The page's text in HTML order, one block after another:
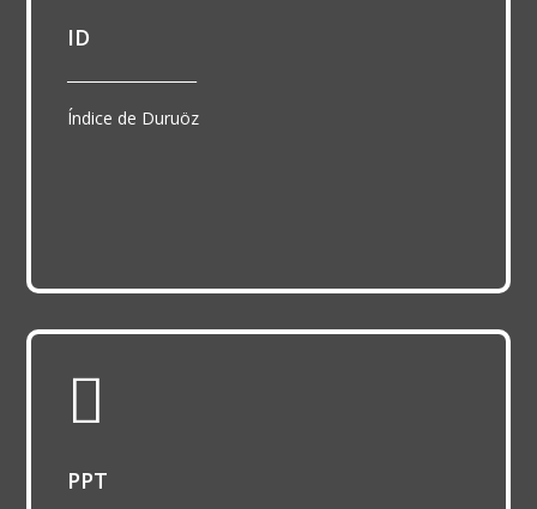
ID
Índice de Duruöz

PPT